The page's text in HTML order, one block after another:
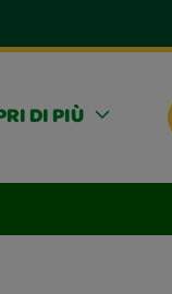
DI PIÙ